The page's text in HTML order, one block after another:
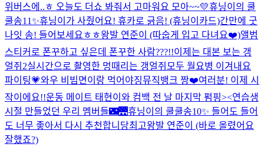
위버스에..ㅎ 오늘도 더쇼 봐줘서 고마워요 모아~~💛휴닝이의 쿨
쿨송11✨휴닝이가 사줬어요! 휴카로 긁음! (휴닝이카드)간만에 굿
나잇 송! 들어보세요ㅎㅎ왕발 연준이 (따숩게 입고 다녀요❤️)앨범
스티커로 폰꾸하고 싶은데 폰꾸한 사람???!!이제는 대본 보는 갱
얼쥐2실시간으로 촬영한 멍때리는 갱얼쥐 모두 월요병 이겨내요
파이팅💗와우 비빔면이랑 먹어야징뮤직뱅크 짱❤️여러분! 이제 시
작이에요!!운동 메이트 태현이와 컴백 전 날 마지막 펌핑><연습생
시절 만들었던 우리 멤버들🌃🌉휴닝이의 쿨쿨송10✨ 들어도 들어
도 너무 좋아서 다시 추천합니당최고왕발 연준이 (바로 올렸어요
잘했죠?)